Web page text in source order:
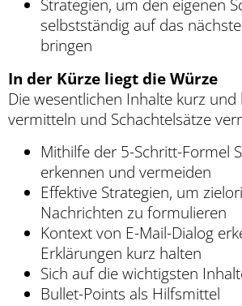
Strategien, um den eigenen
selbstständig auf das
bringen
In der Kürze liegt die Würze
Die wesentlichen Inhalte kurz und
vermitteln und Schachtelsätze
Mithilfe der 5-Schritt-Formel
erkennen und vermeiden
Effektive Strategien, um
Nachrichten zu formulieren
Kontext von E-Mail-Dialog
Erklärungen kurz halten
Sich auf die wichtigsten
Bullet-Points als Hilfsmittel